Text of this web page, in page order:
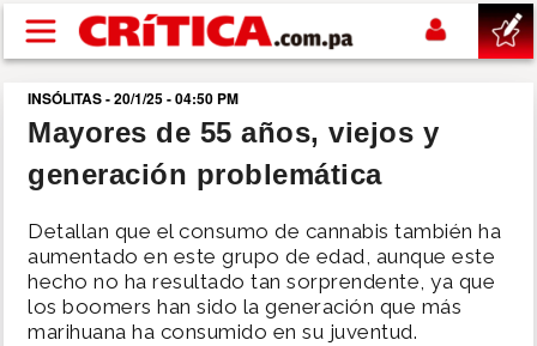
Pasar al contenido principal
buscar
SUCESOS
NACIONAL
POLÍTICA
INSÓLITAS - 20/1/25 - 04:50 PM
Mayores de 55 años, viejos y
generación problemática
Detallan que el consumo de cannabis también ha
aumentado en este grupo de edad, aunque este
hecho no ha resultado tan sorprendente, ya que
los boomers han sido la generación que más
marihuana ha consumido en su juventud.